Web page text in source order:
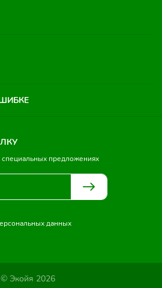
предложениях
данных
© Экойя 2026